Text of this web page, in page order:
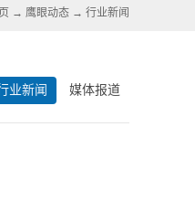
→ 鹰眼动态 → 行业新闻
业新闻 媒体报道